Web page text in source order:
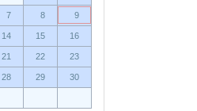
7 8 9
14 15 16
21 22 23
28 29 30